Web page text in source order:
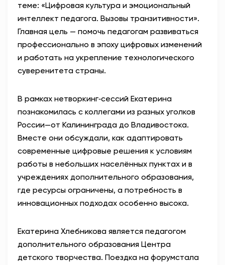
теме: «Цифровая культура и эмоциональный
интеллект педагога. Вызовы транзитивности».
Главная цель — помочь педагогам развиваться
профессионально в эпоху цифровых изменений
и работать на укрепление технологического
суверенитета страны.
В рамках нетворкинг‑сессий Екатерина
познакомилась с коллегами из разных уголков
России—от Калининграда до Владивостока.
Вместе они обсуждали, как адаптировать
современные цифровые решения к условиям
работы в небольших населённых пунктах и в
учреждениях дополнительного образования,
где ресурсы ограничены, а потребность в
инновационных подходах особенно высока.
Екатерина Хлебникова является педагогом
дополнительного образования Центра
детского творчества. Поездка на форумстала